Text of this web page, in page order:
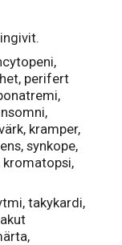
perifert
kramper,
synkope,
kromatopsi,
takykardi,